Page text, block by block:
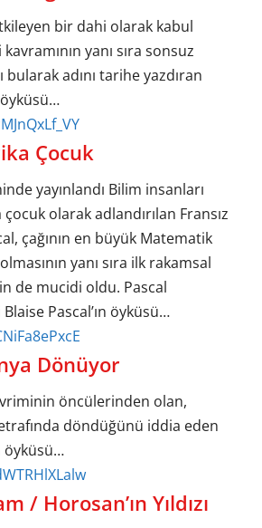
bir dahi olarak kabul
yanı sıra sonsuz
bularak adını tarihe yazdıran
Çocuk
yayınlandı Bilim insanları
olarak adlandırılan Fransız
çağının en büyük Matematik
yanı sıra ilk rakamsal
de mucidi oldu. Pascal
Pascal’ın öyküsü…
Dönüyor
öncülerinden olan,
döndüğünü iddia eden
öyküsü…
/ Horosan’ın Yıldızı